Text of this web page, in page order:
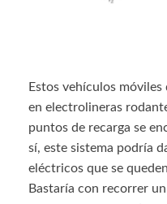
Estos vehículos
en electrolineras
puntos de recarga se
sí, este sistema podría
eléctricos que se
Bastaría con recorrer